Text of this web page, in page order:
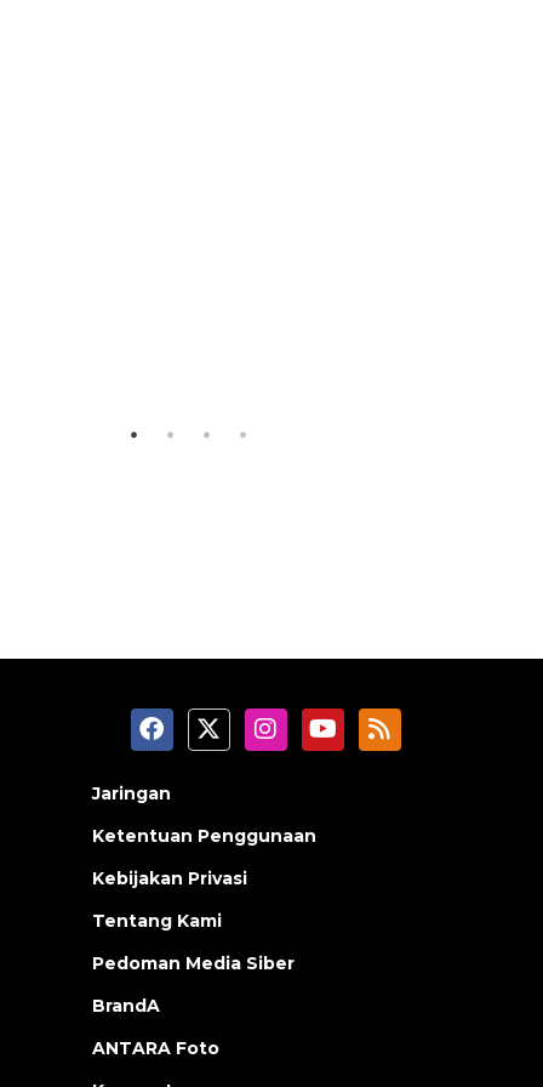
Jaringan
Ketentuan Penggunaan
Kebijakan Privasi
Tentang Kami
Pedoman Media Siber
BrandA
ANTARA Foto